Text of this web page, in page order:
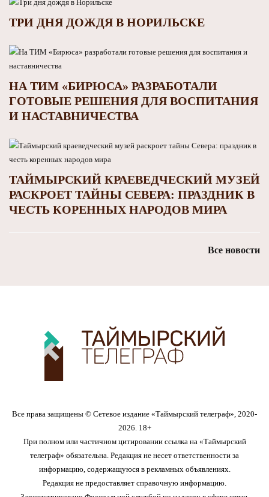
ТРИ ДНЯ ДОЖДЯ В НОРИЛЬСКЕ
НА ТИМ «БИРЮСА» РАЗРАБОТАЛИ
ГОТОВЫЕ РЕШЕНИЯ ДЛЯ ВОСПИТАНИЯ
И НАСТАВНИЧЕСТВА
ТАЙМЫРСКИЙ КРАЕВЕДЧЕСКИЙ МУЗЕЙ
РАСКРОЕТ ТАЙНЫ СЕВЕРА: ПРАЗДНИК В
ЧЕСТЬ КОРЕННЫХ НАРОДОВ МИРА
Все новости
Все права защищены © Сетевое издание «Таймырский телеграф», 2020-
2026. 18+
При полном или частичном цитировании ссылка на «Таймырский
телеграф» обязательна. Редакция не несет ответственности за
информацию, содержащуюся в рекламных объявлениях.
Редакция не предоставляет справочную информацию.